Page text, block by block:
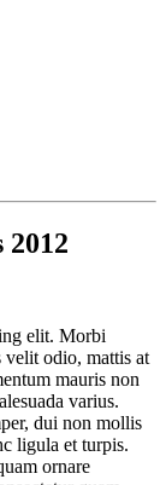
2012
elit. Morbi
velit odio, mattis at
mauris non
varius.
dui non mollis
ligula et turpis.
ornare